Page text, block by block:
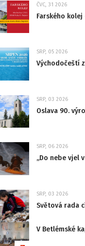
ČVC, 31 2026
Farského
SRP, 05 2026
Východočeští
SRP, 03 2026
Oslava 90.
SRP, 06 2026
„Do nebe vjel
SRP, 03 2026
Světová rada
V Betlémské